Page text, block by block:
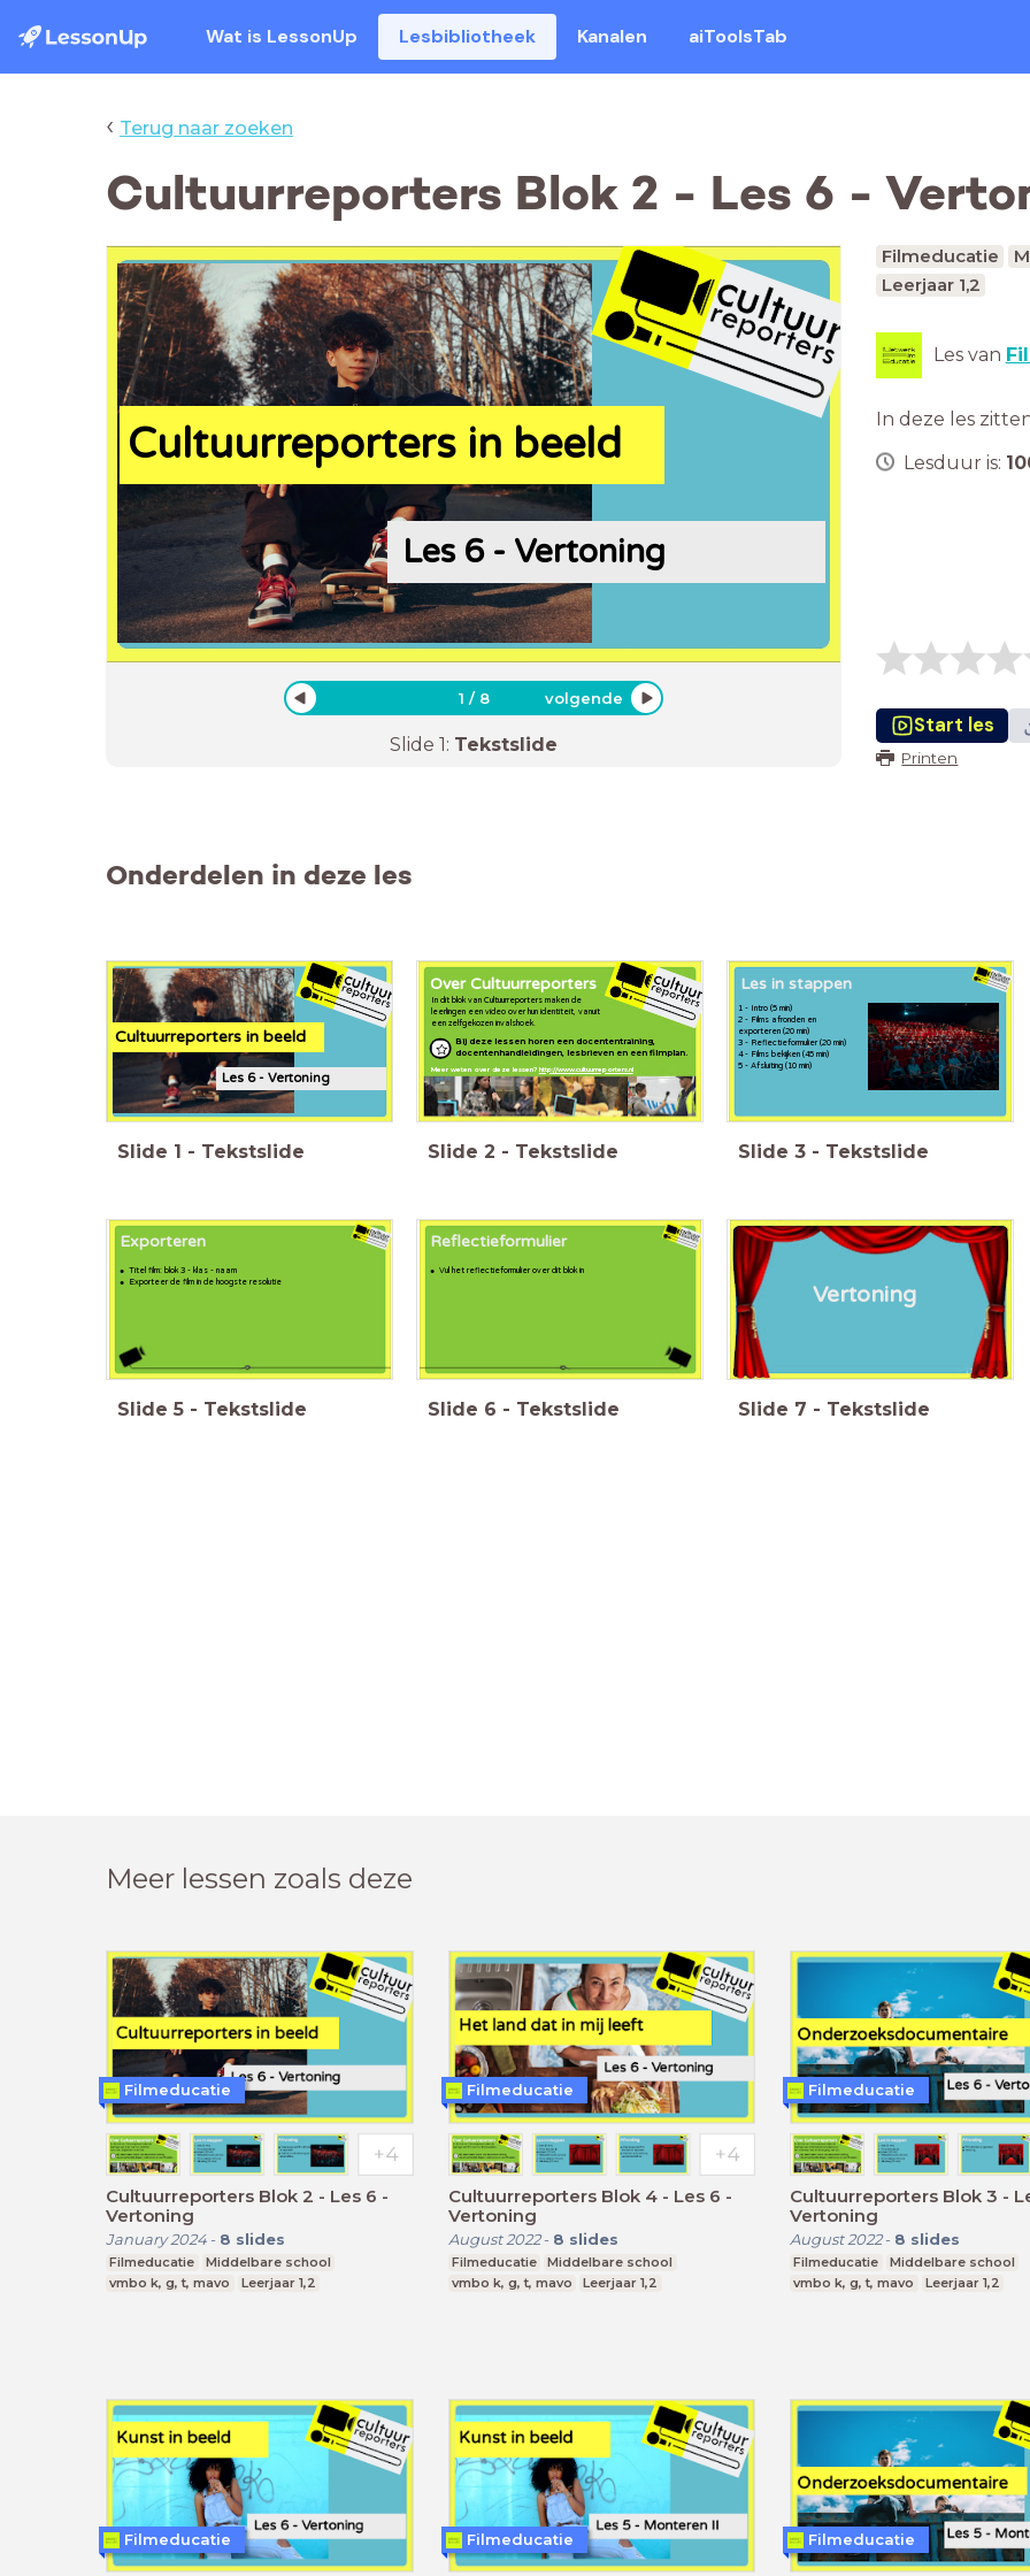
Wat is LessonUp Lesbibliotheek Kanalen aiToolsTab
‹ Terug naar zoeken
Cultuurreporters Blok 2 - Les 6 -
Les 6 - Vertoning
Cultuurreporters in beeld
1 / 8 volgende
Slide 1: Tekstslide
Filmeducatie
Leerjaar 1,2
Les van
In deze les
Lesduur is:
Start les
Printen
Onderdelen in deze les
Les 6 - Vertoning
Cultuurreporters in beeld
Slide 1 - Tekstslide
In dit blok van Cultuurreporters maken de
leerlingen een video over hun identiteit, vanuit
een zelfgekozen invalshoek.
Over Cultuurreporters
Bij deze lessen horen een docententraining,
docentenhandleidingen, lesbrieven en een filmplan.
Meer weten over deze lessen? http://www.cultuurreporters.nl
Slide 2 - Tekstslide
1 - Intro (5 min)
2 - Films afronden en
exporteren (20 min)
3 - Reflectieformulier (20 min)
4 - Films bekijken (45 min)
5 - Afsluiting (10 min)
Les in stappen
Slide 3 - Tekstslide
Titel film: blok 3 - klas - naam
Exporteer de film in de hoogste resolutie
Exporteren
Slide 5 - Tekstslide
Vul het reflectieformulier over dit blok in
Reflectieformulier
Slide 6 - Tekstslide
Vertoning
Slide 7 - Tekstslide
Meer lessen zoals deze
Cultuurreporters Blok 2 - Les 6 -
Vertoning
January 2024- 8 slides
Filmeducatie
Middelbare school
vmbo k, g, t, mavo
Leerjaar 1,2
Filmeducatie
Cultuurreporters Blok 4 - Les 6 -
Vertoning
August 2022- 8 slides
Filmeducatie
Middelbare school
vmbo k, g, t, mavo
Leerjaar 1,2
Filmeducatie
Cultuurreporters Blok 3 - Les 6 -
Vertoning
August 2022- 8 slides
Filmeducatie
Middelbare school
vmbo k, g, t, mavo
Leerjaar 1,2
Filmeducatie
Filmeducatie Filmeducatie Filmeducatie